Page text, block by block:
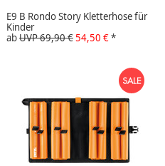
E9 B Rondo Story Kletterhose für
Kinder
abUVP 69,90 €54,50 €*